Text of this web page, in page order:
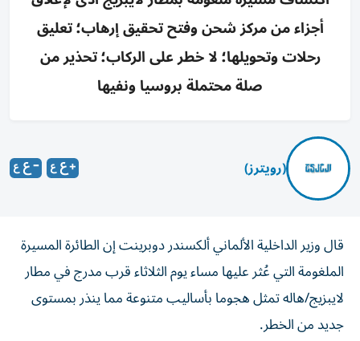
أجزاء من مركز شحن وفتح تحقيق إرهاب؛ تعليق
رحلات وتحويلها؛ لا خطر على الركاب؛ تحذير من
صلة محتملة بروسيا ونفيها
(رويترز)
قال وزير الداخلية الألماني ألكسندر دوبرينت إن الطائرة المسيرة
الملغومة التي عُثر عليها مساء يوم الثلاثاء قرب مدرج في مطار
لايبزيج/هاله تمثل هجوما بأساليب متنوعة مما ​ينذر بمستوى
⁠جديد من الخطر.